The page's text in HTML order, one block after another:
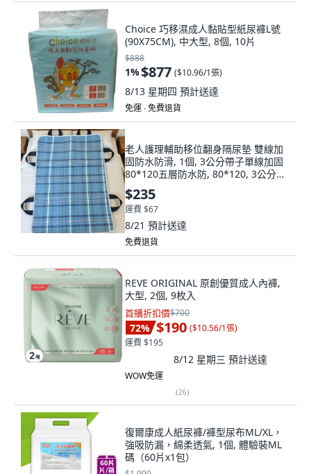
Choice 巧移濕成人黏貼型紙尿褲L號
(90X75CM), 中大型, 8個, 10片
$888
1%$877 ($10.96/1張)
8/13 星期四 預計送達
免運 ∙ 免費退貨
老人護理輔助移位翻身隔尿墊 雙線加
固防水防滑, 1個, 3公分帶子單線加固
80*120五層防水防, 80*120, 3公分帶
子單線加固
$235
運費 $67
8/21 預計送達
免費退貨
REVE ORIGINAL 原創優質成人內褲,
大型, 2個, 9枚入
首購折扣價$700
72% $190 ($10.56/1張)
運費 $195
8/12 星期三 預計送達
WOW免運
(26)
復爾康成人紙尿褲/褲型尿布ML/XL，
強吸防漏，綿柔透氣, 1個, 體驗裝ML
碼（60片x1包）